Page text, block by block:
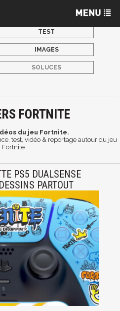
TEST
IMAGES
SOLUCES
FORTNITE
du jeu Fortnite.
test, vidéo & reportage autour du jeu
Fortnite
PS5 DUALSENSE
PARTOUT